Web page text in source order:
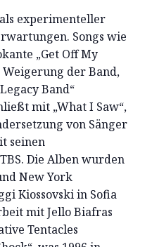
als experimenteller
Songs wie
„Get Off My
der Band,
Band“
mit „What I Saw“,
von Sänger
seinen
Die Alben wurden
New York
Kiossovski in Sofia
mit Jello Biafras
Tentacles